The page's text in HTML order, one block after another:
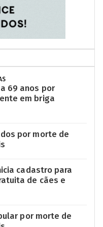
69 anos por
em briga
por morte de
cadastro para
de cães e
por morte de